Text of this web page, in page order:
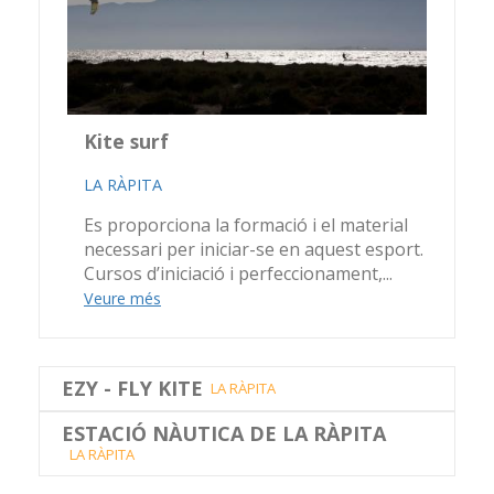
Kite surf
LA RÀPITA
Es proporciona la formació i el material
necessari per iniciar-se en aquest esport.
Cursos d’iniciació i perfeccionament,...
Veure més
EZY - FLY KITE LA RÀPITA
ESTACIÓ NÀUTICA DE LA RÀPITA
LA RÀPITA